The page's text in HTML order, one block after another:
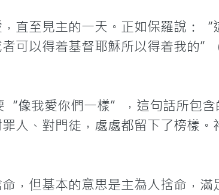
直至見主的一天。正如保羅說：“
可以得着基督耶穌所以得着我的”
“像我愛你們一樣”，這句話所包含
人、對門徒，處處都留下了榜樣。
，但基本的意思是主為人捨命，滿